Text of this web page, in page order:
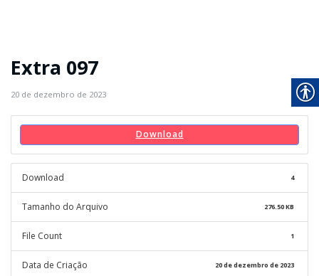
Extra 097
20 de dezembro de 2023
Download
Download 4
Tamanho do Arquivo 276.50 KB
File Count 1
Data de Criação 20 de dezembro de 2023